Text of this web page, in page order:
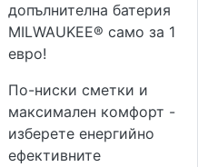
допълнителна батерия
MILWAUKEE® само за 1
евро!
По-ниски сметки и
максимален комфорт -
изберете енергийно
ефективните